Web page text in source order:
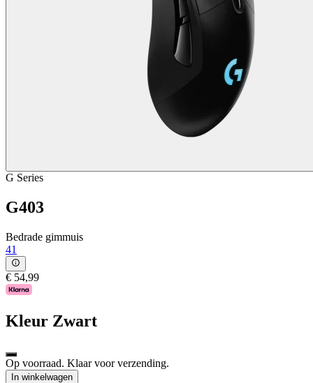
G Series
G403
Bedrade gimmuis
41
€ 54,99
Kleur Zwart
Op voorraad. Klaar voor verzending.
In winkelwagen